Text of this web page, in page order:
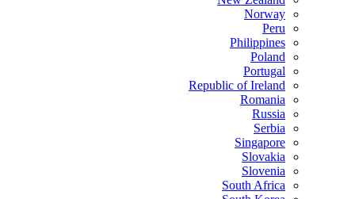
Norway
Peru
Philippines
Poland
Portugal
Republic of Ireland
Romania
Russia
Serbia
Singapore
Slovakia
Slovenia
South Africa